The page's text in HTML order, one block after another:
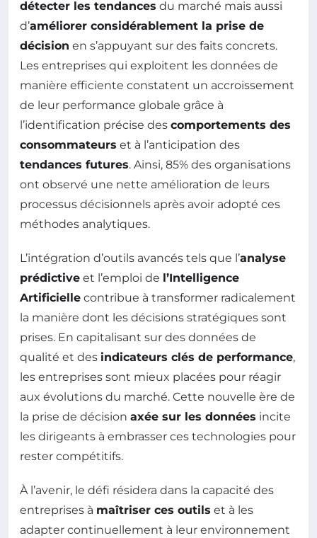
détecter les tendances du marché mais aussi
d’améliorer considérablement la prise de
décision en s’appuyant sur des faits concrets.
Les entreprises qui exploitent les données de
manière efficiente constatent un accroissement
de leur performance globale grâce à
l’identification précise des comportements des
consommateurs et à l’anticipation des
tendances futures. Ainsi, 85% des organisations
ont observé une nette amélioration de leurs
processus décisionnels après avoir adopté ces
méthodes analytiques.
L’intégration d’outils avancés tels que l’analyse
prédictive et l’emploi de l’Intelligence
Artificielle contribue à transformer radicalement
la manière dont les décisions stratégiques sont
prises. En capitalisant sur des données de
qualité et des indicateurs clés de performance,
les entreprises sont mieux placées pour réagir
aux évolutions du marché. Cette nouvelle ère de
la prise de décision axée sur les données incite
les dirigeants à embrasser ces technologies pour
rester compétitifs.
À l’avenir, le défi résidera dans la capacité des
entreprises à maîtriser ces outils et à les
adapter continuellement à leur environnement